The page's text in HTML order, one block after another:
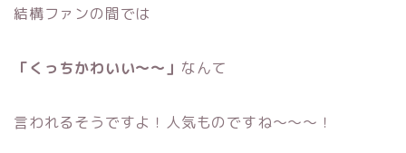
結構ファンの間では
「くっちかわいい〜〜」 なんて
言われるそうですよ！人気ものですね〜〜〜！